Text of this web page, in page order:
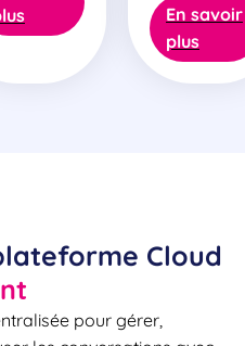
En savoir
plus
Cloud
pour gérer,